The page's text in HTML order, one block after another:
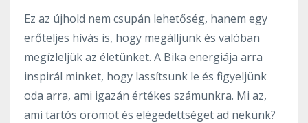
Ez az újhold nem csupán lehetőség, hanem egy
erőteljes hívás is, hogy megálljunk és valóban
megízleljük az életünket. A Bika energiája arra
inspirál minket, hogy lassítsunk le és figyeljünk
oda arra, ami igazán értékes számunkra. Mi az,
ami tartós örömöt és elégedettséget ad nekünk?